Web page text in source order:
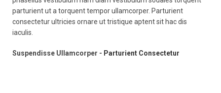
parturient ut a torquent tempor ullamcorper. Parturient
consectetur ultricies ornare ut tristique aptent sit hac dis
iaculis.
Suspendisse Ullamcorper - Parturient Consectetur